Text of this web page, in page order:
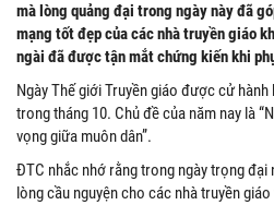
mà lòng quảng đại trong ngày này đã
mạng tốt đẹp của các nhà truyền giáo
ngài đã được tận mắt chứng kiến khi
Ngày Thế giới Truyền giáo được cử
trong tháng 10. Chủ đề của năm nay là
vọng giữa muôn dân”.
ĐTC nhắc nhớ rằng trong ngày trọng đại
lòng cầu nguyện cho các nhà truyền